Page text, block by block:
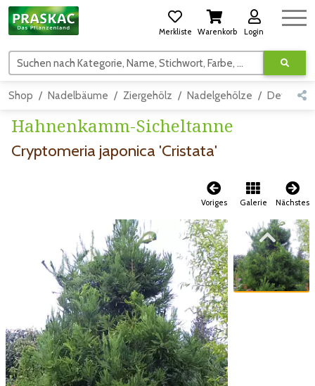
Merkliste Warenkorb Login
Suchen nach Kategorie, Name, Stichwort, Farbe, usw.
Shop Nadelbäume Ziergehölz Nadelgehölze Detail
Hahnenkamm-Sicheltanne
Cryptomeria japonica 'Cristata'
Voriges Galerie Nächstes
Zum vorigen Bild